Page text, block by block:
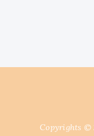
Copyrights ©